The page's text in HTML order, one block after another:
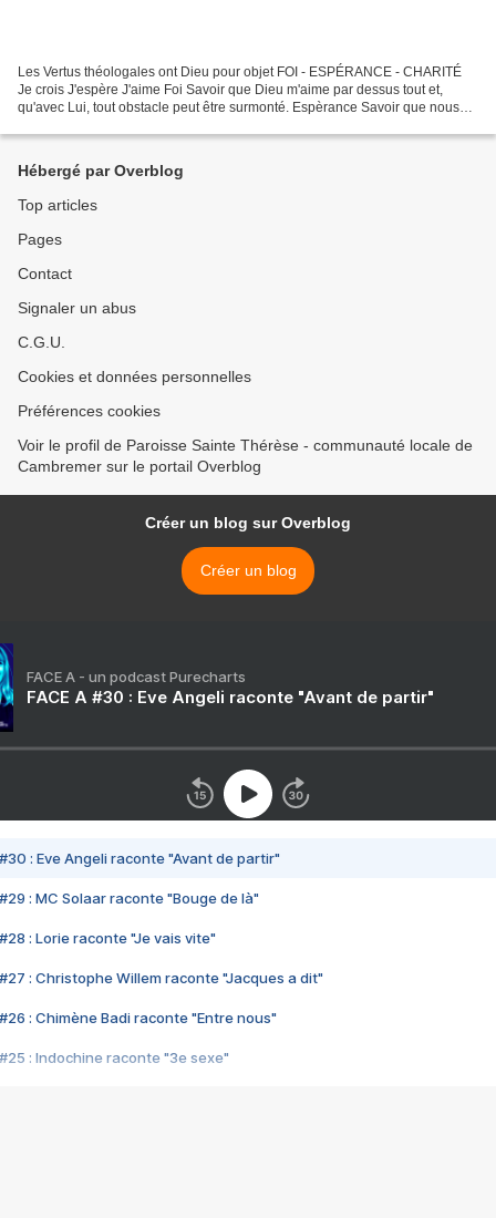
Les Vertus théologales ont Dieu pour objet FOI - ESPÉRANCE - CHARITÉ
Je crois J'espère J'aime Foi Savoir que Dieu m'aime par dessus tout et,
qu'avec Lui, tout obstacle peut être surmonté. Espèrance Savoir que nous
Hébergé par Overblog
Top articles
Pages
Contact
Signaler un abus
C.G.U.
Cookies et données personnelles
Préférences cookies
Voir le profil de Paroisse Sainte Thérèse - communauté locale de
Cambremer sur le portail Overblog
Créer un blog sur Overblog
Créer un blog
FACE A - un podcast Purecharts
FACE A #30 : Eve Angeli raconte "Avant de partir"
#30 : Eve Angeli raconte "Avant de partir"
#29 : MC Solaar raconte "Bouge de là"
#28 : Lorie raconte "Je vais vite"
#27 : Christophe Willem raconte "Jacques a dit"
#26 : Chimène Badi raconte "Entre nous"
#25 : Indochine raconte "3e sexe"